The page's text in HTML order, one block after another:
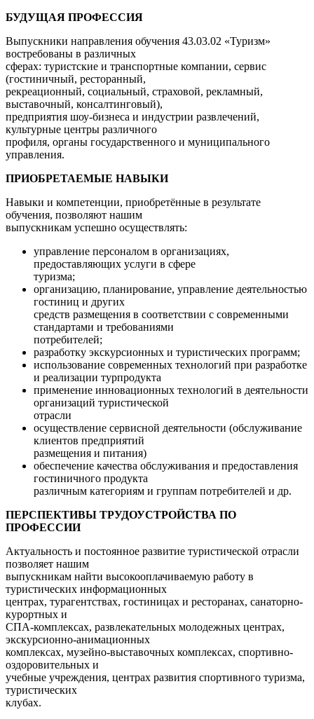
БУДУЩАЯ ПРОФЕССИЯ
Выпускники направления обучения 43.03.02 «Туризм»
востребованы в различных
сферах: туристские и транспортные компании, сервис
(гостиничный, ресторанный,
рекреационный, социальный, страховой, рекламный,
выставочный, консалтинговый),
предприятия шоу-бизнеса и индустрии развлечений,
культурные центры различного
профиля, органы государственного и муниципального
управления.
ПРИОБРЕТАЕМЫЕ НАВЫКИ
Навыки и компетенции, приобретённые в результате
обучения, позволяют нашим
выпускникам успешно осуществлять:
управление персоналом в организациях,
предоставляющих услуги в сфере
туризма;
организацию, планирование, управление деятельностью
гостиниц и других
средств размещения в соответствии с современными
стандартами и требованиями
потребителей;
разработку экскурсионных и туристических программ;
использование современных технологий при разработке
и реализации турпродукта
применение инновационных технологий в деятельности
организаций туристической
отрасли
осуществление сервисной деятельности (обслуживание
клиентов предприятий
размещения и питания)
обеспечение качества обслуживания и предоставления
гостиничного продукта
различным категориям и группам потребителей и др.
ПЕРСПЕКТИВЫ ТРУДОУСТРОЙСТВА ПО
ПРОФЕССИИ
Актуальность и постоянное развитие туристической отрасли
позволяет нашим
выпускникам найти высокооплачиваемую работу в
туристических информационных
центрах, турагентствах, гостиницах и ресторанах, санаторно-
курортных и
СПА-комплексах, развлекательных молодежных центрах,
экскурсионно-анимационных
комплексах, музейно-выставочных комплексах, спортивно-
оздоровительных и
учебные учреждения, центрах развития спортивного туризма,
туристических
клубах.